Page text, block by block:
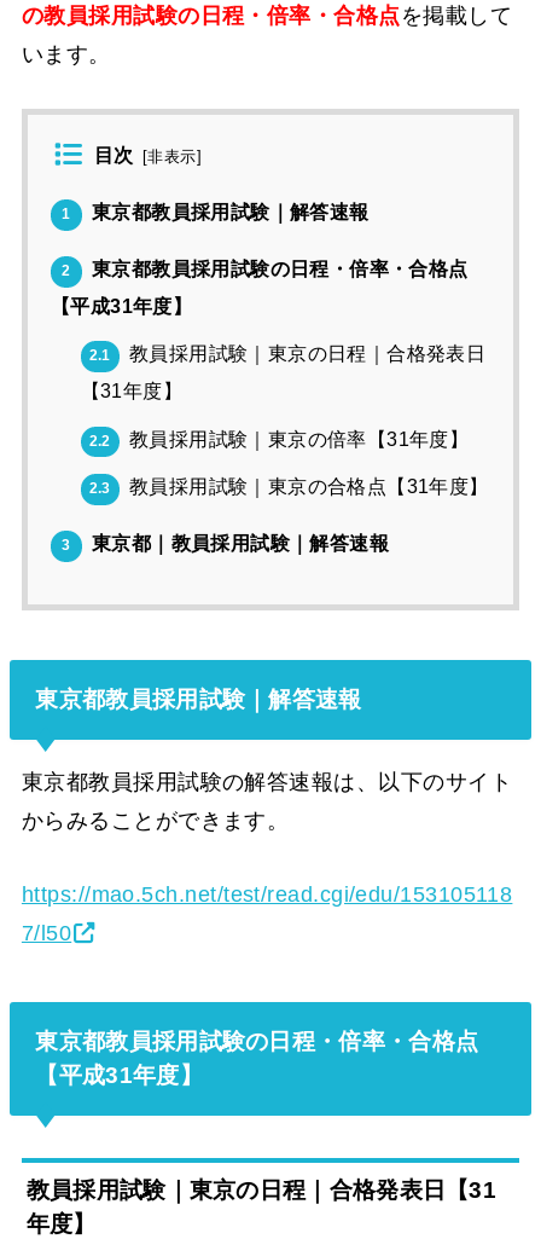
の教員採用試験の日程・倍率・合格点を掲載して
います。
目次 [非表示]
1 東京都教員採用試験｜解答速報
2
東京都教員採用試験の日程・倍率・合格点
【平成31年度】
2.1
教員採用試験｜東京の日程｜合格発表日
【31年度】
2.2 教員採用試験｜東京の倍率【31年度】
2.3 教員採用試験｜東京の合格点【31年度】
3 東京都｜教員採用試験｜解答速報
東京都教員採用試験｜解答速報
東京都教員採用試験の解答速報は、以下のサイト
からみることができます。
https://mao.5ch.net/test/read.cgi/edu/153105118
7/l50
東京都教員採用試験の日程・倍率・合格点
【平成31年度】
教員採用試験｜東京の日程｜合格発表日【31
年度】